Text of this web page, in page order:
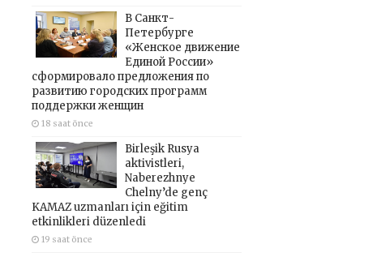
В Санкт-
Петербурге
«Женское движение
Единой России»
сформировало предложения по
развитию городских программ
поддержки женщин
18 saat önce
Birleşik Rusya
aktivistleri,
Naberezhnye
Chelny’de genç
KAMAZ uzmanları için eğitim
etkinlikleri düzenledi
19 saat önce